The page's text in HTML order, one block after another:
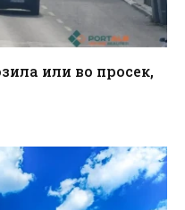
или во просек,